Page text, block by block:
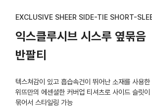
EXCLUSIVE SHEER SIDE-TIE SHORT-
익스클루시브 시스루 옆묶음
반팔티
텍스쳐감이 있고 흡습속건이 뛰어난 소재를 사용한
위뜨만의 에센셜한 커버업 티셔츠로 사이드 슬릿이
묶어서 스타일링 가능